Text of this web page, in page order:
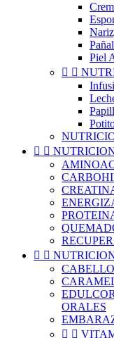
Piel
 
 
 
ORALES
 